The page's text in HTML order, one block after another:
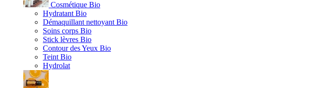
Cosmétique Bio
Hydratant Bio
Démaquillant nettoyant Bio
Soins corps Bio
Stick lèvres Bio
Contour des Yeux Bio
Teint Bio
Hydrolat